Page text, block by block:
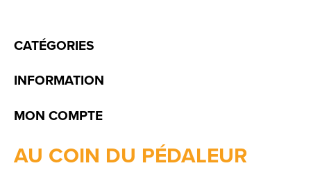
CATÉGORIES
INFORMATION
MON COMPTE
AU COIN DU PÉDALEUR